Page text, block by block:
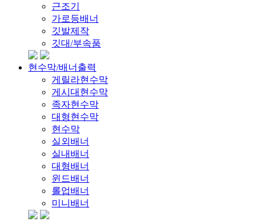
근조기
가로등배너
깃발제작
깃대/부속품
현수막/배너출력
게릴라현수막
게시대현수막
족자현수막
대형현수막
현수막
실외배너
실내배너
대형배너
윈드배너
롤업배너
미니배너